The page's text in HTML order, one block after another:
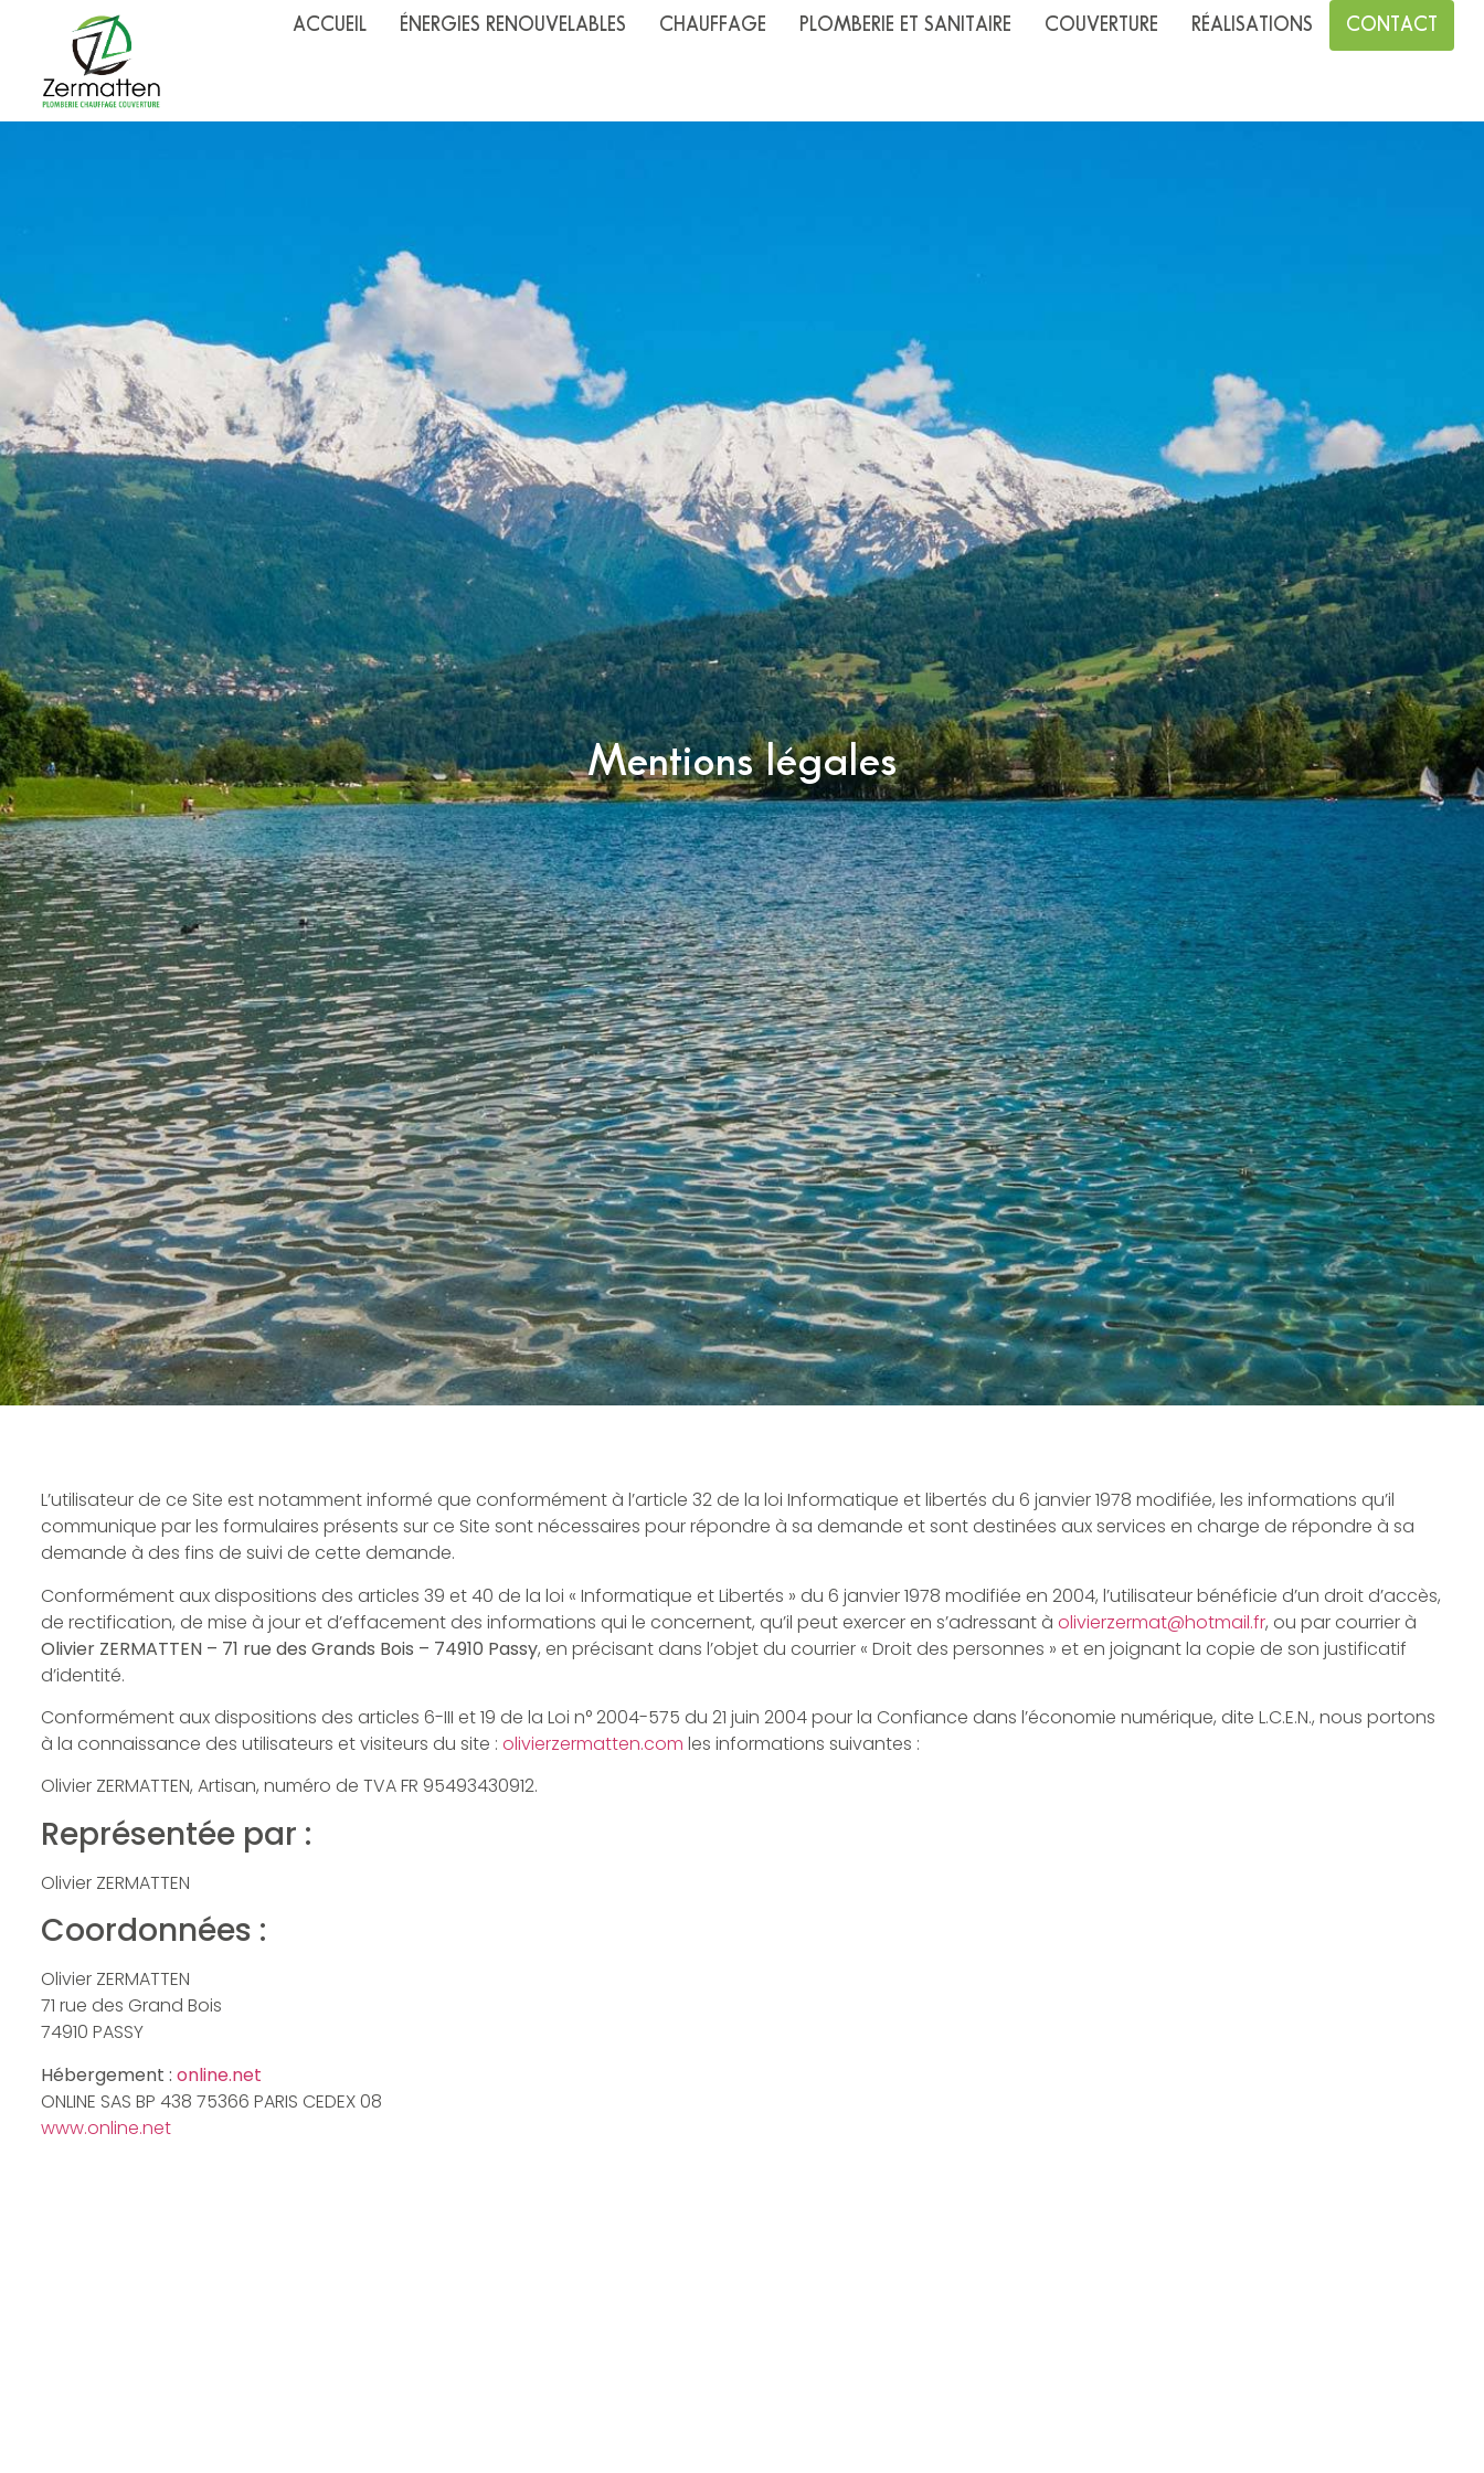
ACCUEIL ÉNERGIES RENOUVELABLES CHAUFFAGE PLOMBERIE ET SANITAIRE COUVERTURE RÉALISATIONS CONTACT
Mentions légales
L’utilisateur de ce Site est notamment informé que conformément à l’article 32 de la loi Informatique et libertés du 6 janvier 1978 modifiée, les informations qu’il
communique par les formulaires présents sur ce Site sont nécessaires pour répondre à sa demande et sont destinées aux services en charge de répondre à sa
demande à des fins de suivi de cette demande.
Conformément aux dispositions des articles 39 et 40 de la loi « Informatique et Libertés » du 6 janvier 1978 modifiée en 2004, l’utilisateur bénéficie d’un droit d’accès,
de rectification, de mise à jour et d’effacement des informations qui le concernent, qu’il peut exercer en s’adressant à olivierzermat@hotmail.fr, ou par courrier à
Olivier ZERMATTEN – 71 rue des Grands Bois – 74910 Passy, en précisant dans l’objet du courrier « Droit des personnes » et en joignant la copie de son justificatif
d’identité.
Conformément aux dispositions des articles 6-III et 19 de la Loi n° 2004-575 du 21 juin 2004 pour la Confiance dans l’économie numérique, dite L.C.E.N., nous portons
à la connaissance des utilisateurs et visiteurs du site : olivierzermatten.com les informations suivantes :
Olivier ZERMATTEN, Artisan, numéro de TVA FR 95493430912.
Représentée par :
Olivier ZERMATTEN
Coordonnées :
Olivier ZERMATTEN
71 rue des Grand Bois
74910 PASSY
Hébergement : online.net
ONLINE SAS BP 438 75366 PARIS CEDEX 08
www.online.net